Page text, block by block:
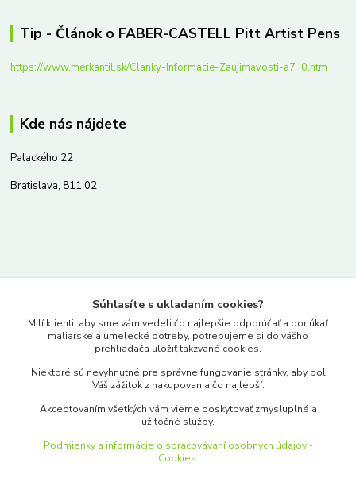
Tip - Článok o FABER-CASTELL Pitt Artist Pens
https://www.merkantil.sk/Clanky-Informacie-Zaujimavosti-a7_0.htm
Kde nás nájdete
Palackého 22
Bratislava, 811 02
www.merkantil.sk
Pondelok-Piatok: 9.00-17.00hod.
objednavky@merkantil-obchod.sk
Súhlasíte s ukladaním cookies?
Milí klienti, aby sme vám vedeli čo najlepšie odporúčať a ponúkať
maliarske a umelecké potreby, potrebujeme si do vášho
prehliadača uložiť takzvané cookies.
Niektoré sú nevyhnutné pre správne fungovanie stránky, aby bol
Váš zážitok z nakupovania čo najlepší.
Akceptovaním všetkých vám vieme poskytovať zmysluplné a
užitočné služby.
Podmienky a informácie o spracovávaní osobných údajov -
Cookies.